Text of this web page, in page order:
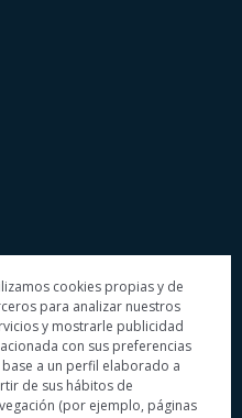
cookies propias y de
para analizar nuestros
y mostrarle publicidad
con sus preferencias
base a un perfil elaborado a
de sus hábitos de
(por ejemplo, páginas